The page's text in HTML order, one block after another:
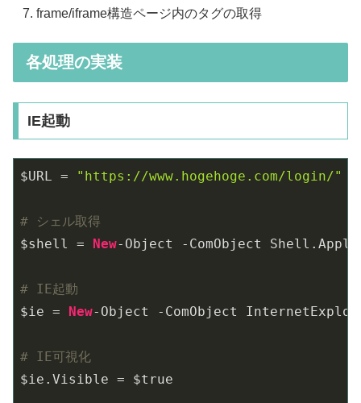
frame/iframe構造ページ内のタグの取得
各処理の実装
IE起動
$URL = "https://www.hogehoge.com/login/"
# シェル取得
$shell = New-Object -ComObject
# IE起動
$ie = New-Object -ComObject
# IE可視化
$ie.Visible = $true